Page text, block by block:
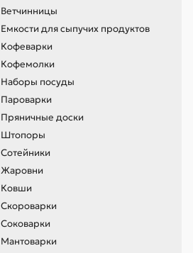
Ветчинницы
Емкости для сыпучих продуктов
Кофеварки
Кофемолки
Наборы посуды
Пароварки
Пряничные доски
Штопоры
Сотейники
Жаровни
Ковши
Скороварки
Соковарки
Мантоварки